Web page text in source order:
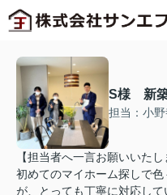
S様 新
担当：小
【担当者へ一言お願いいたし
初めてのマイホーム探しで
が、とっても丁寧に対応し